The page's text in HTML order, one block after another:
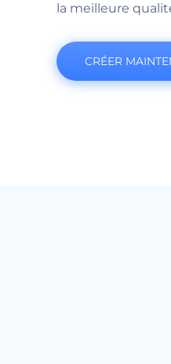
la meilleure
CRÉER